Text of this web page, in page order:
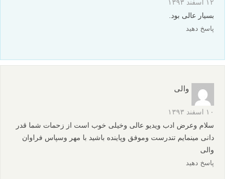
۱۲ اسفند ۱۳۹۳
بسیار عالی بود.
پاسخ دهید
والی
۱۰ اسفند ۱۳۹۳
سلام وعرض ادب ویدیو عالی وخیلی خوب است از زحمات شما قدر
دانی مینمایم تندرست وموفق وپاینده باشید با مهر وسپاس فراوان
والی
پاسخ دهید